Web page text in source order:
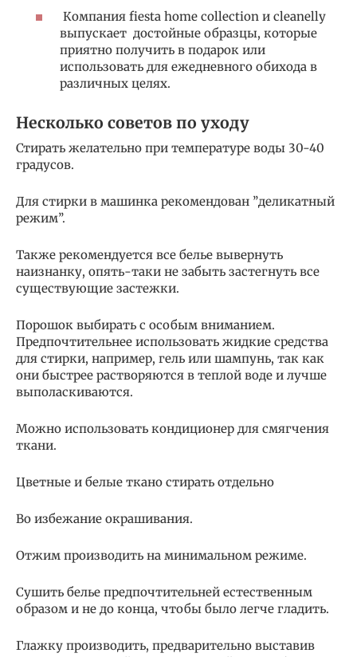
Компания fiesta home collection и cleanelly
выпускает достойные образцы, которые
приятно получить в подарок или
использовать для ежедневного обихода в
различных целях.
Несколько советов по уходу
Стирать желательно при температуре воды 30-40
градусов.
Для стирки в машинка рекомендован ’’деликатный
режим’’.
Также рекомендуется все белье вывернуть
наизнанку, опять-таки не забыть застегнуть все
существующие застежки.
Порошок выбирать с особым вниманием.
Предпочтительнее использовать жидкие средства
для стирки, например, гель или шампунь, так как
они быстрее растворяются в теплой воде и лучше
выполаскиваются.
Можно использовать кондиционер для смягчения
ткани.
Цветные и белые ткано стирать отдельно
Во избежание окрашивания.
Отжим производить на минимальном режиме.
Сушить белье предпочтительней естественным
образом и не до конца, чтобы было легче гладить.
Глажку производить, предварительно выставив